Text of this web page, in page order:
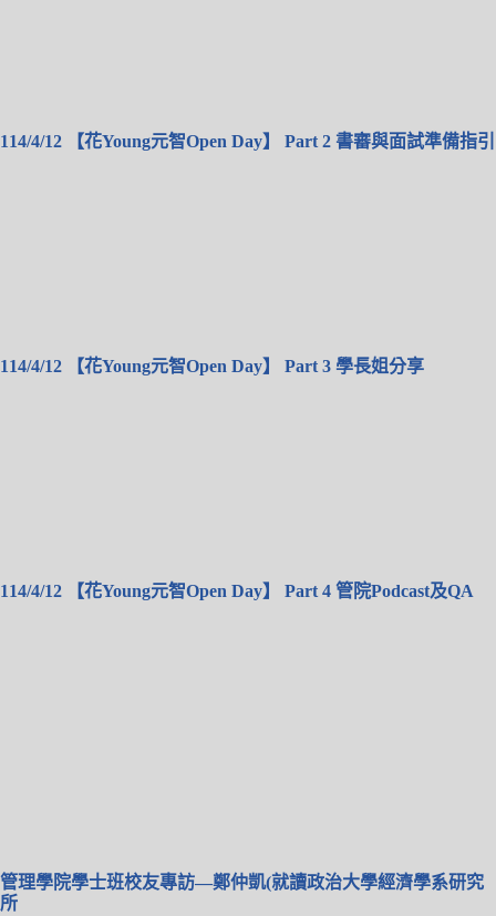
114/4/12 【花Young元智Open Day】 Part 2 書審與面試準備指引
114/4/12 【花Young元智Open Day】 Part 3 學長姐分享
114/4/12 【花Young元智Open Day】 Part 4 管院Podcast及QA
管理學院學士班校友專訪—鄭仲凱(就讀政治大學經濟學系研究
所